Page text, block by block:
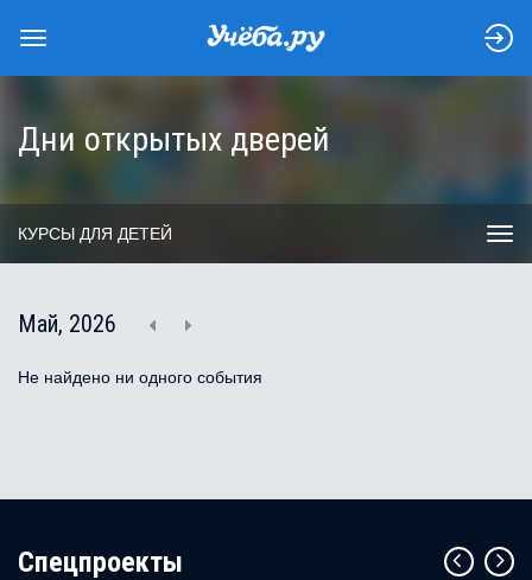
Дни открытых дверей
КУРСЫ ДЛЯ ДЕТЕЙ
Май, 2026
Не найдено ни одного события
Cпецпроекты